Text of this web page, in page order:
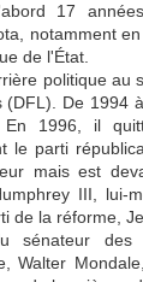
17
notamment
de l'État.
politique au
(DFL). De 1994
En 1996, il
le parti
mais est
III, lui-
de la réforme,
sénateur
Walter